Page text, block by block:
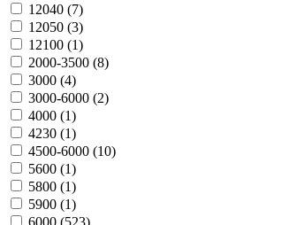
12040 (7)
12050 (3)
12100 (1)
2000-3500 (8)
3000 (4)
3000-6000 (2)
4000 (1)
4230 (1)
4500-6000 (10)
5600 (1)
5800 (1)
5900 (1)
6000 (523)